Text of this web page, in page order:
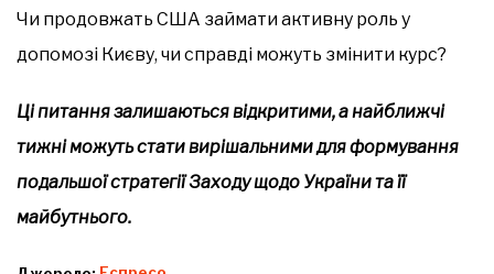
Чи продовжать США займати активну роль у
допомозі Києву, чи справді можуть змінити курс?
Ці питання залишаються відкритими, а найближчі
тижні можуть стати вирішальними для формування
подальшої стратегії Заходу щодо України та її
майбутнього.